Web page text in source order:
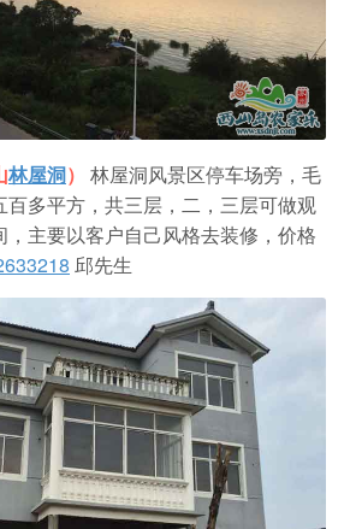
林屋洞） 林屋洞风景区停车场旁，毛
多平方，共三层，二，三层可做观
主要以客户自己风格去装修，价格
邱先生